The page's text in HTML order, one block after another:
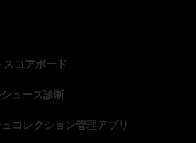
コアボード
ューズ診断
コレクション管理アプリ